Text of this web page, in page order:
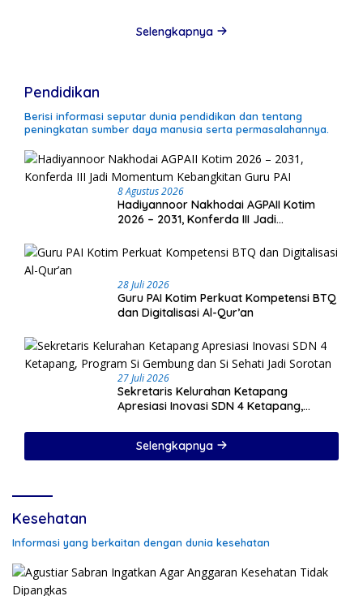
Selengkapnya
Pendidikan
Berisi informasi seputar dunia pendidikan dan tentang
peningkatan sumber daya manusia serta permasalahannya.
8 Agustus 2026
Hadiyannoor Nakhodai AGPAII Kotim
2026 – 2031, Konferda III Jadi
28 Juli 2026
Guru PAI Kotim Perkuat Kompetensi BTQ
dan Digitalisasi Al-Qur’an
27 Juli 2026
Sekretaris Kelurahan Ketapang
Apresiasi Inovasi SDN 4 Ketapang,
Sorotan
Selengkapnya
Kesehatan
Informasi yang berkaitan dengan dunia kesehatan